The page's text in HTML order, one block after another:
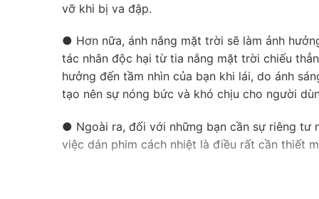
vỡ khi bị va đập.
● Hơn nữa, ánh nắng mặt trời sẽ làm ảnh
tác nhân độc hại từ tia nắng mặt trời chiếu
hưởng đến tầm nhìn của bạn khi lái, do ánh
tạo nên sự nóng bức và khó chịu cho người
● Ngoài ra, đối với những bạn cần sự riêng tư
việc dán phim cách nhiệt là điều rất cần thiết